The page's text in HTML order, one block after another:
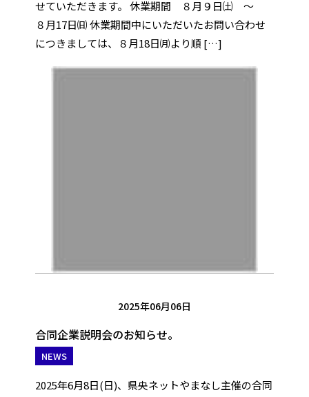
せていただきます。 休業期間 ８月９日㈯ ～
８月17日㈰ 休業期間中にいただいたお問い合わせ
につきましては、８月18日㈪より順 […]
2025年06月06日
合同企業説明会のお知らせ。
NEWS
2025年6月8日(日)、県央ネットやまなし主催の合同